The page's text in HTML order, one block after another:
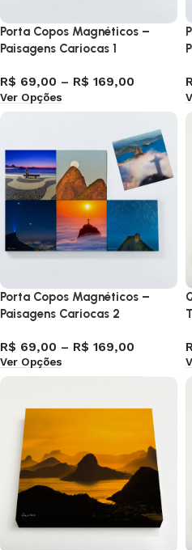
Porta Copos Magnéticos –
Paisagens Cariocas 1
R$ 69,00 – R$ 169,00
Ver Opções
Porta Copos Magnéticos –
Paisagens Cariocas 2
R$ 69,00 – R$ 169,00
Ver Opções